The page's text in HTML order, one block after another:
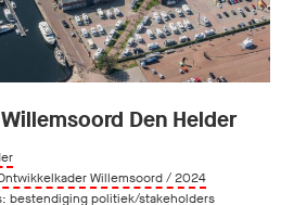
Den Helder
Willemsoord / 2024
bestendiging politiek/stakeholders